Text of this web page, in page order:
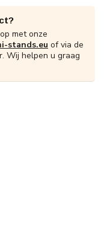
met onze
stands.eu of via de
Wij helpen u graag